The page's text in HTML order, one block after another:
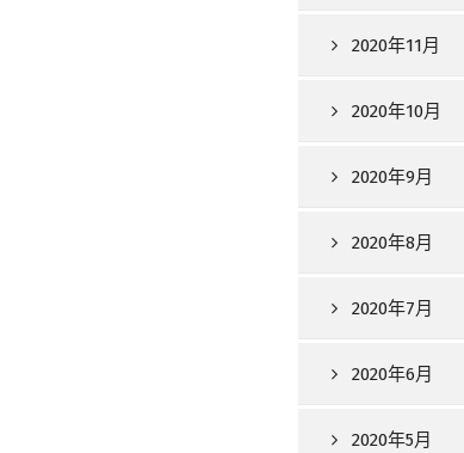
2020年11月
2020年10月
2020年9月
2020年8月
2020年7月
2020年6月
2020年5月